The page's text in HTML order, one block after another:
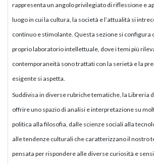
rappresenta un angolo privilegiato di riflessione e
luogo in cui la cultura, la società e l’attualità si
continuo e stimolante. Questa sezione si configura
proprio laboratorio intellettuale, dove i temi più
contemporaneità sono trattati con la serietà e la
esigente si aspetta.
Suddivisa in diverse rubriche tematiche, la Libreria
offrire uno spazio di analisi e interpretazione su
politica alla filosofia, dalle scienze sociali alla
alle tendenze culturali che caratterizzano il nostro
pensata per rispondere alle diverse curiosità e